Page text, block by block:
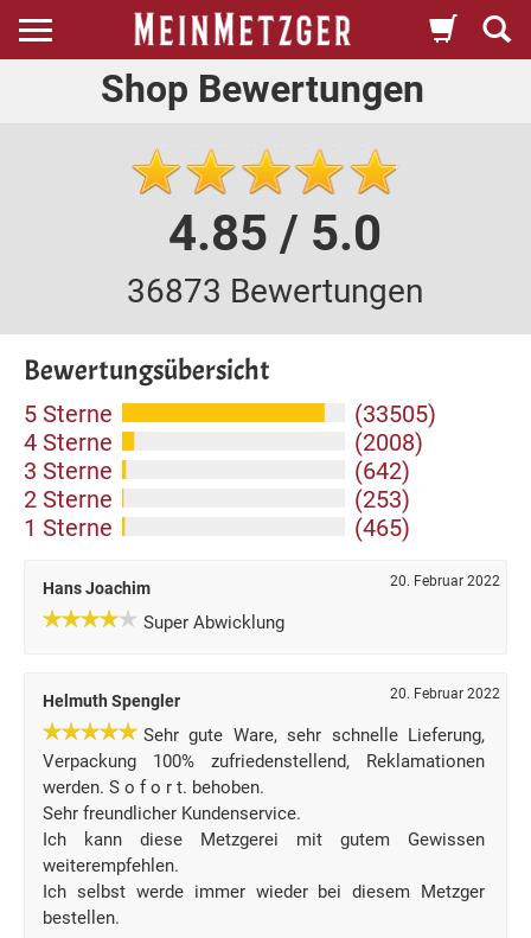
Shop Bewertungen
4.85 / 5.0
36873 Bewertungen
Bewertungsübersicht
5 Sterne
(33505)
4 Sterne
(2008)
3 Sterne
(642)
2 Sterne
(253)
1 Sterne
(465)
Hans Joachim 20. Februar 2022
Super Abwicklung
Helmuth Spengler 20. Februar 2022
Sehr gute Ware, sehr schnelle Lieferung,
Verpackung 100% zufriedenstellend, Reklamationen
werden. S o f o r t. behoben.
Sehr freundlicher Kundenservice.
Ich kann diese Metzgerei mit gutem Gewissen
weiterempfehlen.
Ich selbst werde immer wieder bei diesem Metzger
bestellen.